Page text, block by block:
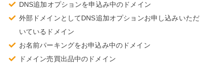
DNS追加オプションを申込み中のドメイン
外部ドメインとしてDNS追加オプションお申し込みいただ
いているドメイン
お名前パーキングをお申込み中のドメイン
ドメイン売買出品中のドメイン